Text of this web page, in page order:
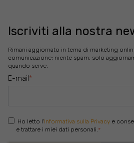
Iscriviti alla nostra
Rimani aggiornato in tema di marketing
comunicazione: niente spam, solo
quando serve.
E-mail *
Ho letto l'Informativa sulla Privacye
e trattare i miei dati personali.*